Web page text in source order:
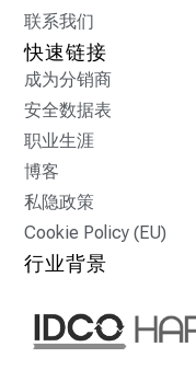
联系我们
快速链接
成为分销商
安全数据表
职业生涯
博客
私隐政策
Cookie Policy (EU)
行业背景